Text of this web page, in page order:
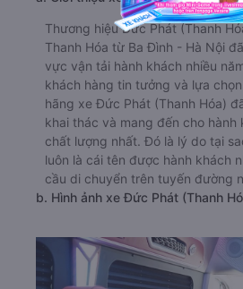
Thương hiệu Đức Phát (Thanh
Thanh Hóa từ Ba Đình - Hà Nội
vực vận tải hành khách nhiều
khách hàng tin tưởng và lựa
hãng xe Đức Phát (Thanh Hóa)
khai thác và mang đến cho
chất lượng nhất. Đó là lý do tại
luôn là cái tên được hành khách
cầu di chuyển trên tuyến đường
b. Hình ảnh xe Đức Phát (Thanh